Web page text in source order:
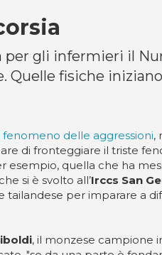
per gli infermieri il
Quelle fisiche
delle aggressioni,
di fronteggiare il triste
esempio, quella che ha
che si è svolto all’Irccs San
tailandese per imparare a
, il monzese campione